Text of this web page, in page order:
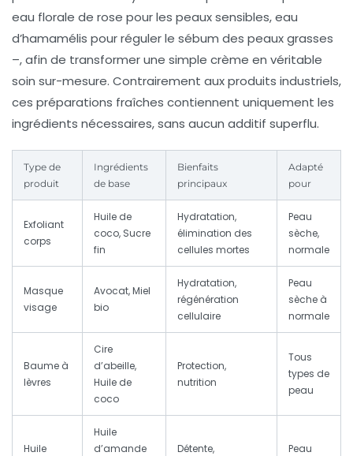
eau florale de rose pour les peaux sensibles, eau
d’hamamélis pour réguler le sébum des peaux grasses
–, afin de transformer une simple crème en véritable
soin sur-mesure. Contrairement aux produits industriels,
ces préparations fraîches contiennent uniquement les
ingrédients nécessaires, sans aucun additif superflu.
Type de
produit
Ingrédients
de base
Bienfaits
principaux
Adapté
pour
Exfoliant
corps
Huile de
coco, Sucre
fin
Hydratation,
élimination des
cellules mortes
Peau
sèche,
normale
Masque
visage
Avocat, Miel
bio
Hydratation,
régénération
cellulaire
Peau
sèche à
normale
Baume à
lèvres
Cire
d’abeille,
Huile de
coco
Protection,
nutrition
Tous
types de
peau
Huile
Huile
d’amande
Détente,
Peau